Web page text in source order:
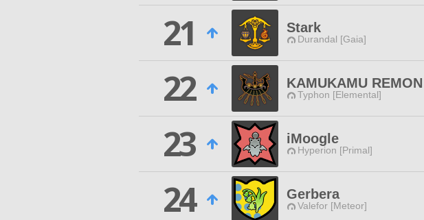
21
Stark
Durandal [Gaia]
22
KAMUKAMU REMON
Typhon [Elemental]
23
iMoogle
Hyperion [Primal]
24
Gerbera
Valefor [Meteor]